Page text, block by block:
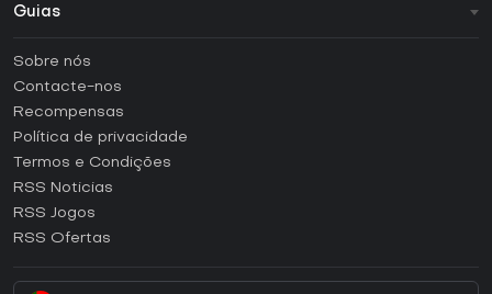
Guias
Como ativar uma CD Key Steam?
Como ativar uma CD Key Epic Games?
Como ativar uma CD Key GOG?
Como ativar uma CD Key Ubisoft Connect?
Como ativar uma CD Key EA App?
Sobre nós
Contacte-nos
Recompensas
Política de privacidade
Termos e Condições
RSS Noticias
RSS Jogos
RSS Ofertas